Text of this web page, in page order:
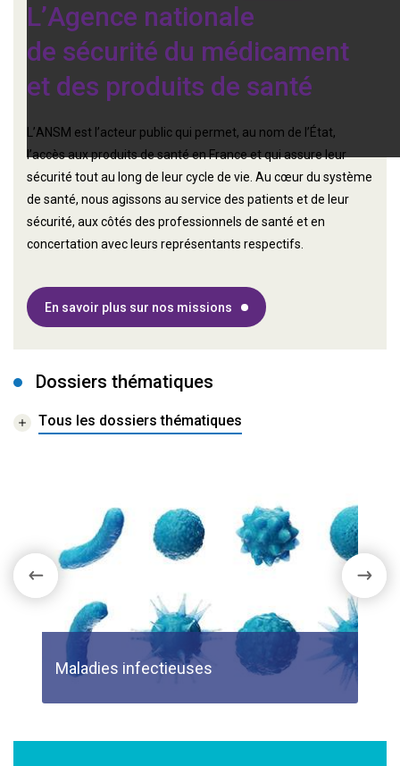
L’Agence nationale
de sécurité du médicament
et des produits de santé
L’ANSM est l’acteur public qui permet, au nom de l’État,
l’accès aux produits de santé en France et qui assure leur
sécurité tout au long de leur cycle de vie. Au cœur du système
de santé, nous agissons au service des patients et de leur
sécurité, aux côtés des professionnels de santé et en
concertation avec leurs représentants respectifs.
En savoir plus sur nos missions
Dossiers thématiques
Tous les dossiers thématiques
Maladies infectieuses